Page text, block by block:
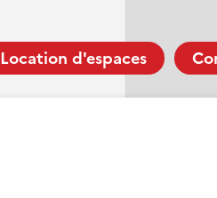
Location d'espaces